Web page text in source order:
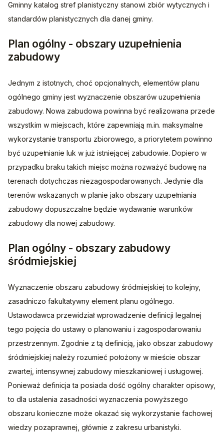
Gminny katalog stref planistyczny stanowi zbiór wytycznych i
standardów planistycznych dla danej gminy.
Plan ogólny - obszary uzupełnienia
zabudowy
Jednym z istotnych, choć opcjonalnych, elementów planu
ogólnego gminy jest wyznaczenie obszarów uzupełnienia
zabudowy. Nowa zabudowa powinna być realizowana przede
wszystkim w miejscach, które zapewniają m.in. maksymalne
wykorzystanie transportu zbiorowego, a priorytetem powinno
być uzupełnianie luk w już istniejącej zabudowie. Dopiero w
przypadku braku takich miejsc można rozważyć budowę na
terenach dotychczas niezagospodarowanych. Jedynie dla
terenów wskazanych w planie jako obszary uzupełniania
zabudowy dopuszczalne będzie wydawanie warunków
zabudowy dla nowej zabudowy.
Plan ogólny - obszary zabudowy
śródmiejskiej
Wyznaczenie obszaru zabudowy śródmiejskiej to kolejny,
zasadniczo fakultatywny element planu ogólnego.
Ustawodawca przewidział wprowadzenie definicji legalnej
tego pojęcia do ustawy o planowaniu i zagospodarowaniu
przestrzennym. Zgodnie z tą definicją, jako obszar zabudowy
śródmiejskiej należy rozumieć położony w mieście obszar
zwartej, intensywnej zabudowy mieszkaniowej i usługowej.
Ponieważ definicja ta posiada dość ogólny charakter opisowy,
to dla ustalenia zasadności wyznaczenia powyższego
obszaru konieczne może okazać się wykorzystanie fachowej
wiedzy pozaprawnej, głównie z zakresu urbanistyki.